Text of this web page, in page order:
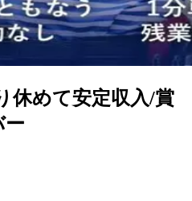
休めて安定収入/賞